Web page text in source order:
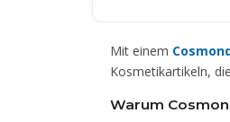
Mit einem
Kosmetikartikeln,
Warum